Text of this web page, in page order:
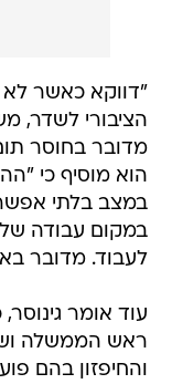
"דווקא כאשר לא
הציבורי לשדר,
מדובר בחוסר
הוא מוסיף כי
במצב בלתי
במקום עבודה
לעבוד. מדובר
עוד אומר
ראש הממשלה
והחיפזון בהם